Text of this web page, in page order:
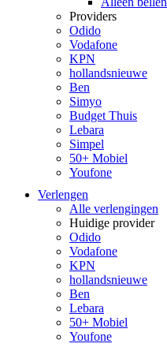
Providers
Odido
Vodafone
KPN
hollandsnieuwe
Ben
Simyo
Budget Thuis
Lebara
Simpel
50+ Mobiel
Youfone
Verlengen
Alle verlengingen
Huidige provider
Odido
Vodafone
KPN
hollandsnieuwe
Ben
Lebara
50+ Mobiel
Youfone